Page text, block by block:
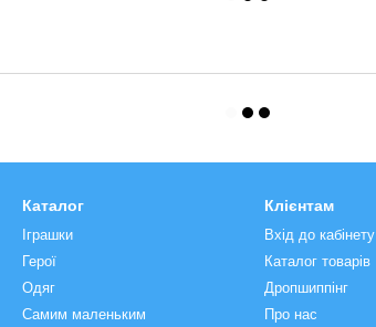
Каталог
Іграшки
Герої
Одяг
Самим маленьким
Клієнтам
Вхід до кабінету
Каталог товарів
Дропшиппінг
Про нас